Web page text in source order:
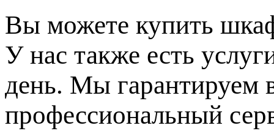
Вы можете купить
У нас также есть
день. Мы гарантируем
профессиональный